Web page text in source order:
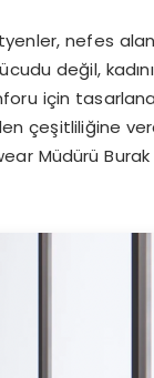
nefes alan
değil,
için
çeşitliliğine
Müdürü Burak